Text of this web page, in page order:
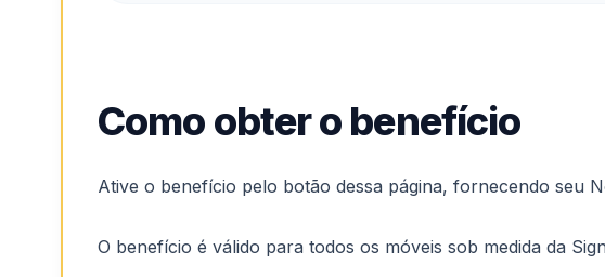
Como obter o benefício
Ative o benefício pelo botão dessa página, fornecendo seu
O benefício é válido para todos os móveis sob medida da